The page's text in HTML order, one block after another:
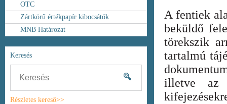
OTC
Zártkörű értékpapír kibocsátók
MNB Határozat
Keresés
Részletes kereső>>
A fentiek
beküldő
törekszik
tartalmú
illetve az